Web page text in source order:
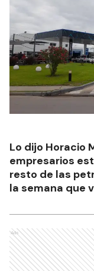
Lo dijo Horacio
empresarios
resto de las
la semana que
Ads